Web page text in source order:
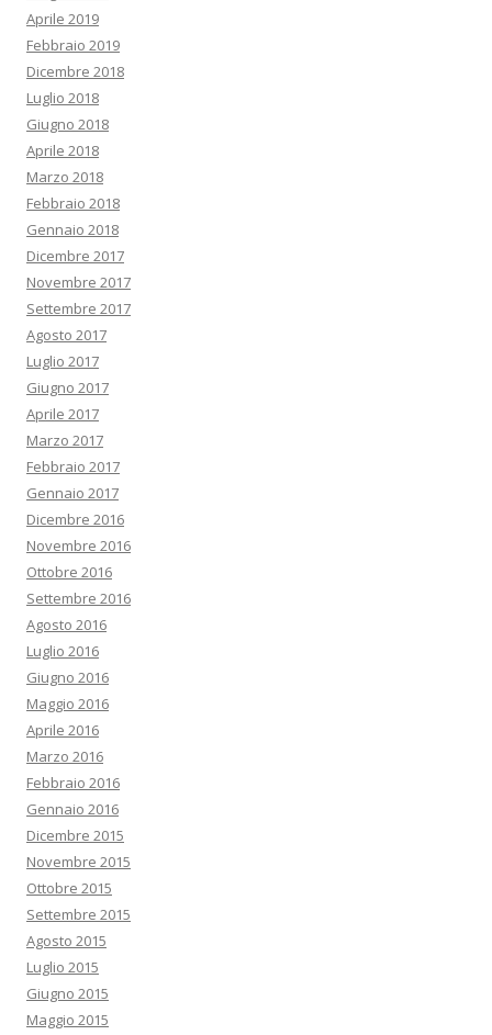
Aprile 2019
Febbraio 2019
Dicembre 2018
Luglio 2018
Giugno 2018
Aprile 2018
Marzo 2018
Febbraio 2018
Gennaio 2018
Dicembre 2017
Novembre 2017
Settembre 2017
Agosto 2017
Luglio 2017
Giugno 2017
Aprile 2017
Marzo 2017
Febbraio 2017
Gennaio 2017
Dicembre 2016
Novembre 2016
Ottobre 2016
Settembre 2016
Agosto 2016
Luglio 2016
Giugno 2016
Maggio 2016
Aprile 2016
Marzo 2016
Febbraio 2016
Gennaio 2016
Dicembre 2015
Novembre 2015
Ottobre 2015
Settembre 2015
Agosto 2015
Luglio 2015
Giugno 2015
Maggio 2015